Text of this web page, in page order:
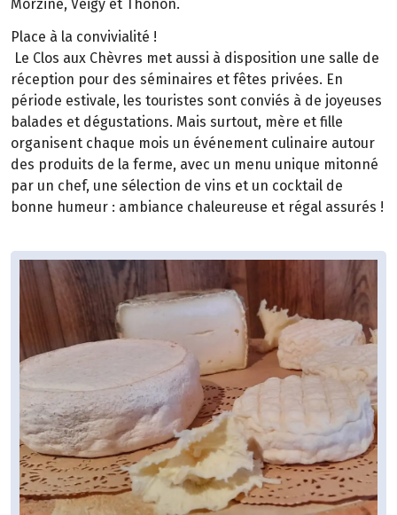
Morzine, Veigy et Thonon.
Place à la convivialité !
Le Clos aux Chèvres met aussi à disposition une salle de
réception pour des séminaires et fêtes privées. En
période estivale, les touristes sont conviés à de joyeuses
balades et dégustations. Mais surtout, mère et fille
organisent chaque mois un événement culinaire autour
des produits de la ferme, avec un menu unique mitonné
par un chef, une sélection de vins et un cocktail de
bonne humeur : ambiance chaleureuse et régal assurés !